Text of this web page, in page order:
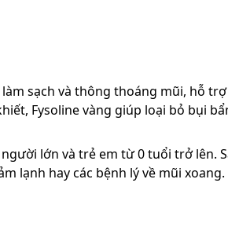
sạch và thông thoáng mũi, hỗ
Fysoline vàng giúp loại bỏ bụi
lớn và trẻ em từ 0 tuổi trở
lạnh hay các bệnh lý về mũi xoang.